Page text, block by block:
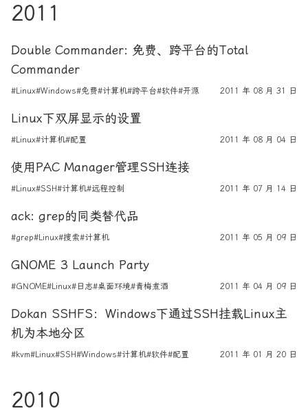
2011
Double Commander: 免费、跨平台的Total
Commander
#Linux#Windows#免费#计算机#跨平台#软件#开源 2011 年 08 月 31 日
Linux下双屏显示的设置
#Linux#计算机#配置 2011 年 08 月 04 日
使用PAC Manager管理SSH连接
#Linux#SSH#计算机#远程控制 2011 年 07 月 14 日
ack: grep的同类替代品
#grep#Linux#搜索#计算机 2011 年 05 月 09 日
GNOME 3 Launch Party
#GNOME#Linux#日志#桌面环境#青梅煮酒 2011 年 04 月 09 日
Dokan SSHFS：Windows下通过SSH挂载Linux主
机为本地分区
#kvm#Linux#SSH#Windows#计算机#软件#配置 2011 年 01 月 20 日
2010